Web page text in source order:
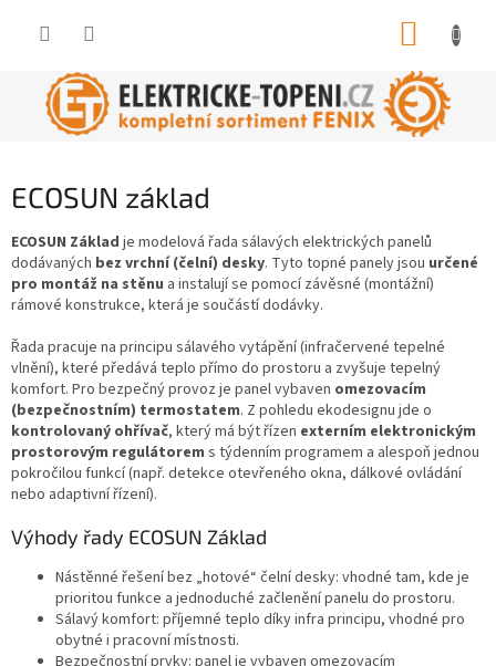
ECOSUN základ
ECOSUN Základ je modelová řada sálavých elektrických panelů
dodávaných bez vrchní (čelní) desky. Tyto topné panely jsou určené
pro montáž na stěnu a instalují se pomocí závěsné (montážní)
rámové konstrukce, která je součástí dodávky.
Řada pracuje na principu sálavého vytápění (infračervené tepelné
vlnění), které předává teplo přímo do prostoru a zvyšuje tepelný
komfort. Pro bezpečný provoz je panel vybaven omezovacím
(bezpečnostním) termostatem. Z pohledu ekodesignu jde o
kontrolovaný ohřívač, který má být řízen externím elektronickým
prostorovým regulátorem s týdenním programem a alespoň jednou
pokročilou funkcí (např. detekce otevřeného okna, dálkové ovládání
nebo adaptivní řízení).
Výhody řady ECOSUN Základ
Nástěnné řešení bez „hotové“ čelní desky: vhodné tam, kde je
prioritou funkce a jednoduché začlenění panelu do prostoru.
Sálavý komfort: příjemné teplo díky infra principu, vhodné pro
obytné i pracovní místnosti.
Bezpečnostní prvky: panel je vybaven omezovacím